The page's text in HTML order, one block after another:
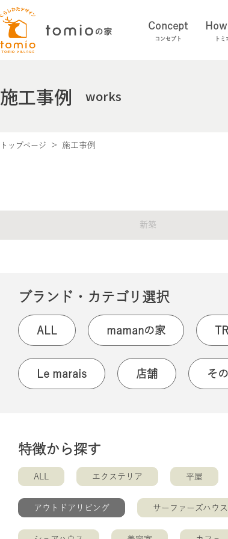
Concept
コンセプト トミ
施工事例 works
トップページ 施工事例
新築
ブランド・カテゴリ選択
ALL mamanの家
Le marais 店舗 そ
特徴から探す
ALL エクステリア 平屋
アウトドアリビング サーファーズハウス